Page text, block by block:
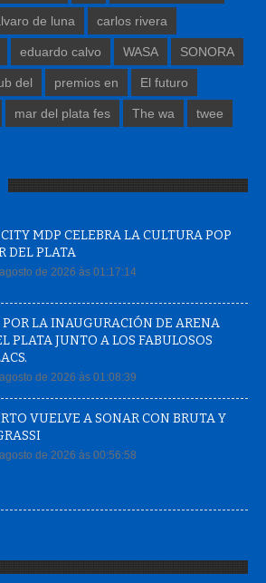
de luna carlos rivera
eduardo calvo WASA SONORA
del premios en El futuro
mar del plata fes The wa twee
MDP CELEBRA LA CULTURA POP
DEL PLATA
de 2026 às 01:17:14
POR LA INAUGURACIÓN DE ARENA
PLATA JUNTO A LOS FABULOSOS
de 2026 às 01:08:39
VUELVE A SONAR CON BRUTA Y
de 2026 às 00:56:58